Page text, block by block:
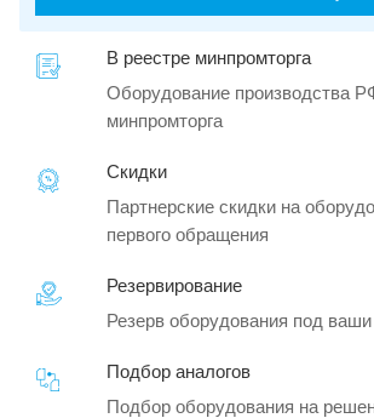
В реестре минпромторга
Оборудование производства
минпромторга
Скидки
Партнерские скидки на
первого обращения
Резервирование
Резерв оборудования под
Подбор аналогов
Подбор оборудования на